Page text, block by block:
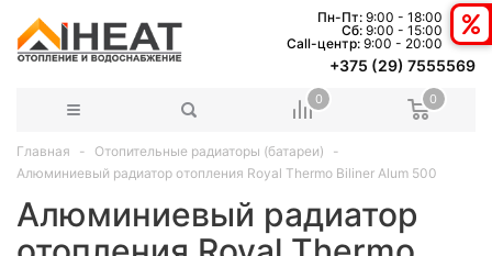
Пн-Пт: 9:00 - 18:00
Сб: 9:00 - 15:00
Сall-центр: 9:00 - 20:00
+375 (29) 7555569
0 0
Главная
Отопительные радиаторы (батареи)
Алюминиевый радиатор отопления Royal Thermo Biliner Alum 500
Алюминиевый радиатор